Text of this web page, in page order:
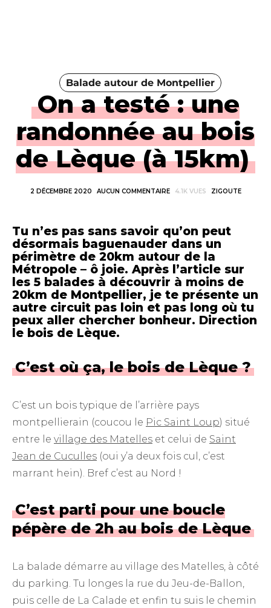
Balade autour de Montpellier
On a testé : une
randonnée au bois
de Lèque (à 15km)
2 DÉCEMBRE 2020 AUCUN COMMENTAIRE 4.1K VUES ZIGOUTE
Tu n’es pas sans savoir qu’on peut
désormais baguenauder dans un
périmètre de 20km autour de la
Métropole – ô joie. Après l’article sur
les 5 balades à découvrir à moins de
20km de Montpellier, je te présente un
autre circuit pas loin et pas long où tu
peux aller chercher bonheur. Direction
le bois de Lèque.
C’est où ça, le bois de Lèque ?
C’est un bois typique de l’arrière pays
montpellierain (coucou le Pic Saint Loup) situé
entre le village des Matelles et celui de Saint
Jean de Cuculles (oui y’a deux fois cul, c’est
marrant hein). Bref c’est au Nord !
C’est parti pour une boucle
pépère de 2h au bois de Lèque
La balade démarre au village des Matelles, à côté
du parking. Tu longes la rue du Jeu-de-Ballon,
puis celle de La Calade et enfin tu suis le chemin